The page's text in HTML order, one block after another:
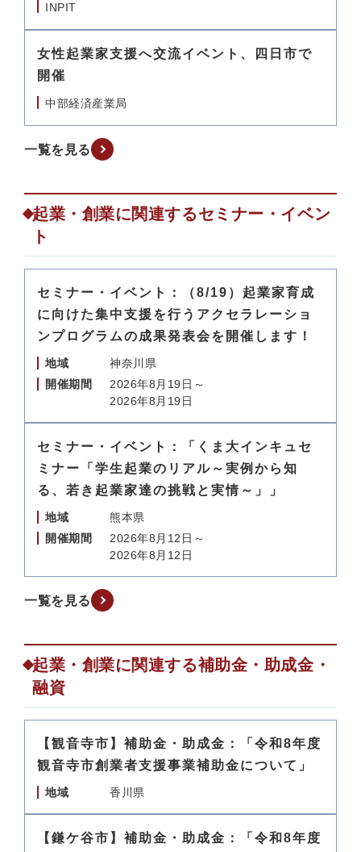
INPIT
女性起業家支援へ交流イベント、四日市で
開催
中部経済産業局
一覧を見る
起業・創業に関連するセミナー・イベン
ト
セミナー・イベント：（8/19）起業家育成
に向けた集中支援を行うアクセラレーショ
ンプログラムの成果発表会を開催します！
地域
神奈川県
開催期間
2026年8月19日～
2026年8月19日
セミナー・イベント：「くま大インキュセ
ミナー「学生起業のリアル～実例から知
る、若き起業家達の挑戦と実情～」」
地域
熊本県
開催期間
2026年8月12日～
2026年8月12日
一覧を見る
起業・創業に関連する補助金・助成金・
融資
【観音寺市】補助金・助成金：「令和8年度
観音寺市創業者支援事業補助金について」
地域 香川県
【鎌ケ谷市】補助金・助成金：「令和8年度